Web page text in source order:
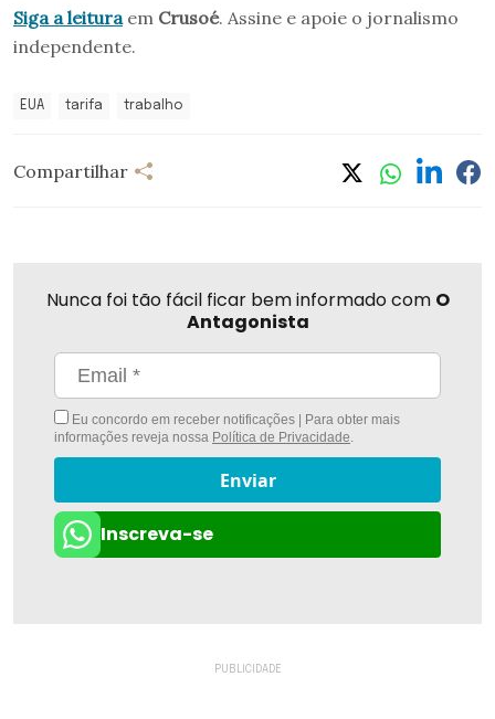
Siga a leituraem Crusoé. Assine e apoie o jornalismo
independente.
EUA tarifa trabalho
Compartilhar
Nunca foi tão fácil ficar bem informado com O
Antagonista
Eu concordo em receber notificações | Para obter mais
informações reveja nossa Política de Privacidade.
Enviar
Inscreva-se